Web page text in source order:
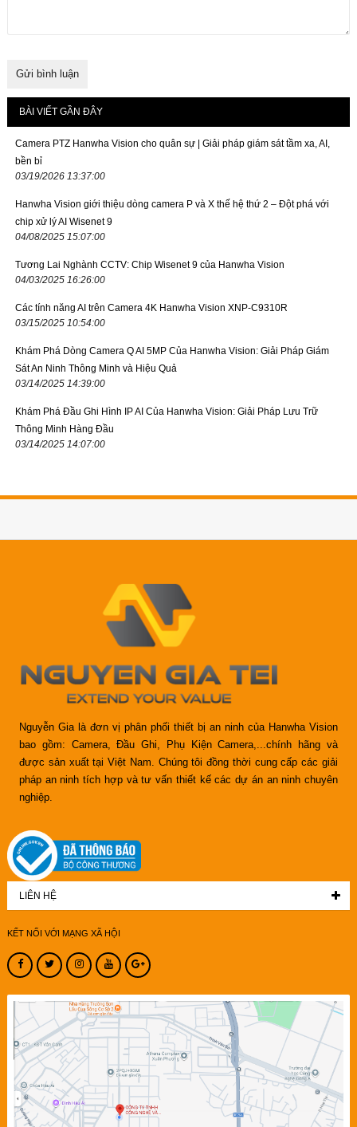
BÀI VIẾT GẦN ĐÂY
Camera PTZ Hanwha Vision cho quân sự | Giải pháp giám sát tầm xa, AI,
bền bỉ
03/19/2026 13:37:00
Hanwha Vision giới thiệu dòng camera P và X thế hệ thứ 2 – Đột phá với
chip xử lý AI Wisenet 9
04/08/2025 15:07:00
Tương Lai Nghành CCTV: Chip Wisenet 9 của Hanwha Vision
04/03/2025 16:26:00
Các tính năng AI trên Camera 4K Hanwha Vision XNP-C9310R
03/15/2025 10:54:00
Khám Phá Dòng Camera Q AI 5MP Của Hanwha Vision: Giải Pháp Giám
Sát An Ninh Thông Minh và Hiệu Quả
03/14/2025 14:39:00
Khám Phá Đầu Ghi Hình IP AI Của Hanwha Vision: Giải Pháp Lưu Trữ
Thông Minh Hàng Đầu
03/14/2025 14:07:00
Nguyễn Gia là đơn vị phân phối thiết bị an ninh của Hanwha Vision
bao gồm: Camera, Đầu Ghi, Phụ Kiện Camera,...chính hãng và
được sản xuất tại Việt Nam. Chúng tôi đồng thời cung cấp các giải
pháp an ninh tích hợp và tư vấn thiết kế các dự án an ninh chuyên
nghiệp.
LIÊN HỆ
KẾT NỐI VỚI MẠNG XÃ HỘI